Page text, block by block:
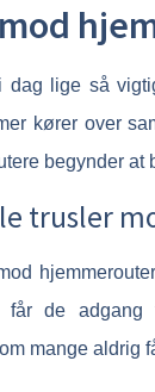
dag lige så
kører over
begynder
trusler
får de
mange aldrig